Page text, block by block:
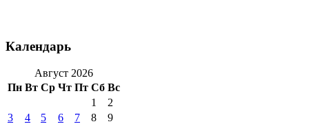
Календарь
Август 2026
Пн Вт Ср Чт Пт Сб Вс
1
2
3
4 5 6 7 8
9